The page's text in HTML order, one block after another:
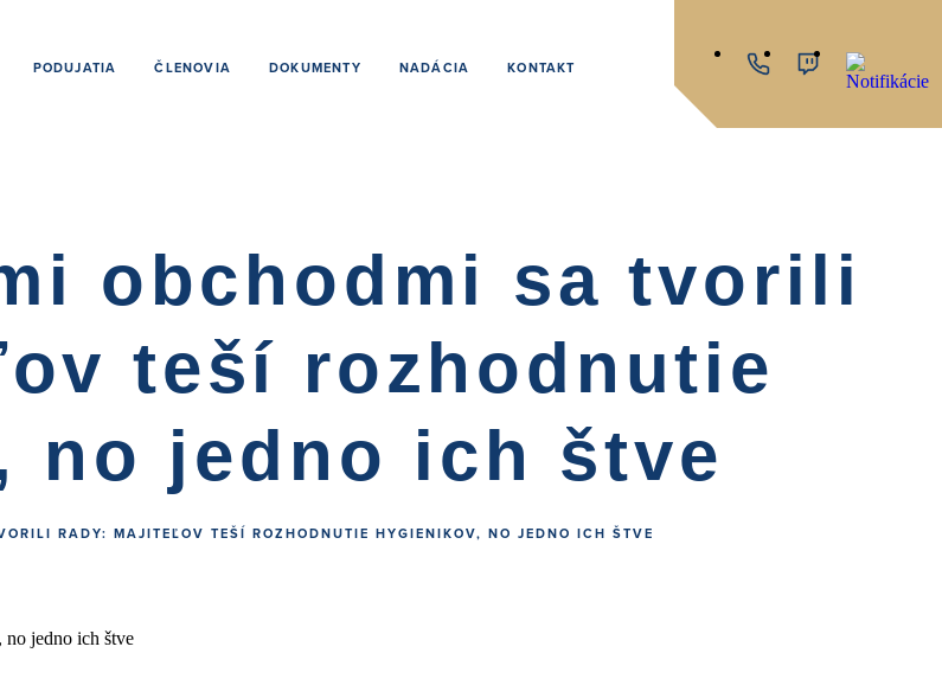
PODUJATIA ČLENOVIA DOKUMENTY NADÁCIA KONTAKT
obchodmi sa tvorili
teší rozhodnutie
no jedno ich štve
RADY: MAJITEĽOV TEŠÍ ROZHODNUTIE HYGIENIKOV, NO JEDNO ICH ŠTVE